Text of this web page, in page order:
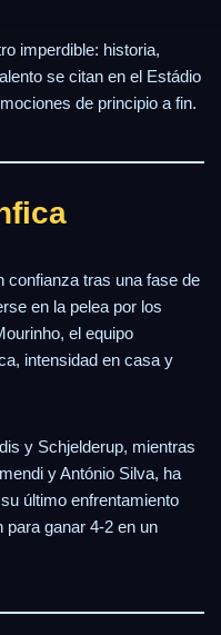
imperdible: historia,
se citan en el Estádio
de principio a fin.
confianza tras una fase de
en la pelea por los
el equipo
intensidad en casa y
y Schjelderup, mientras
y António Silva, ha
último enfrentamiento
para ganar 4-2 en un